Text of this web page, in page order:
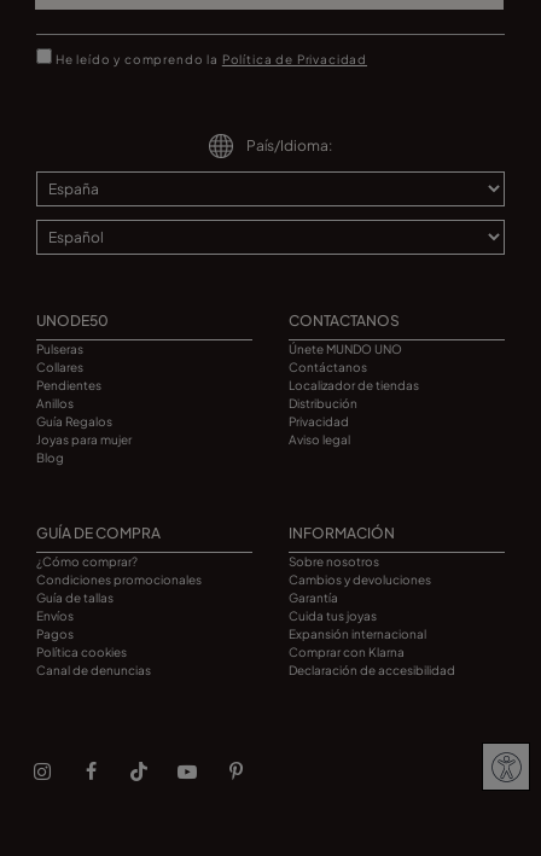
He leído y comprendo la Política de Privacidad
País/Idioma:
UNODE50
Pulseras
Collares
Pendientes
Anillos
Guía Regalos
Joyas para mujer
Blog
CONTACTANOS
Únete MUNDO UNO
Contáctanos
Localizador de tiendas
Distribución
Privacidad
Aviso legal
GUÍA DE COMPRA
¿Cómo comprar?
Condiciones promocionales
Guía de tallas
Envíos
Pagos
Política cookies
Canal de denuncias
INFORMACIÓN
Sobre nosotros
Cambios y devoluciones
Garantía
Cuida tus joyas
Expansión internacional
Comprar con Klarna
Declaración de accesibilidad